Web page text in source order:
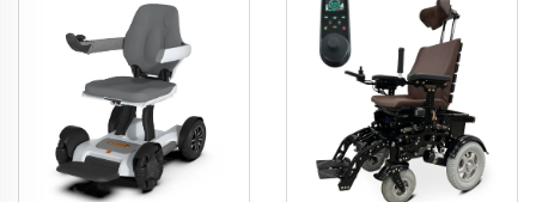
Вгору І Вниз На
Електроприводі
ручного відкидання
спінки для інвалідів та
дорослих